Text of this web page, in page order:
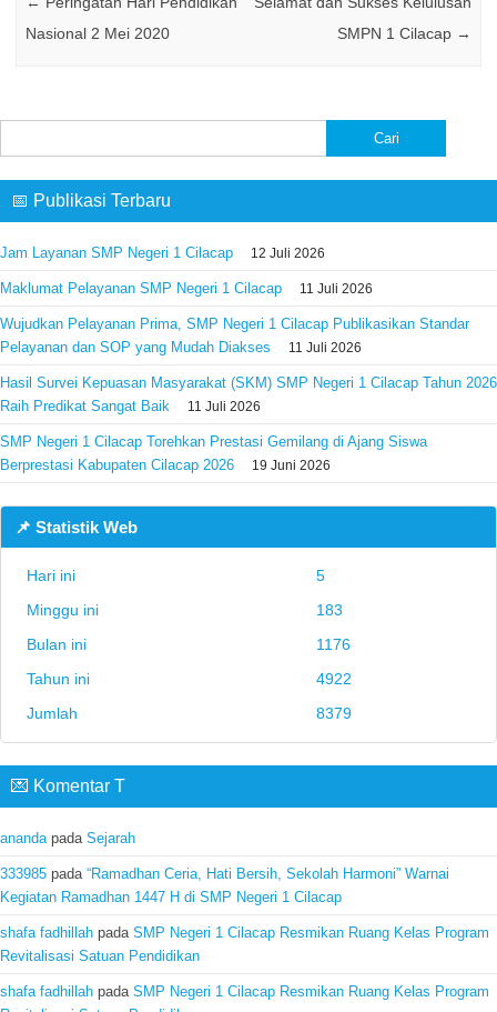
Nasional 2 Mei 2020
SMPN 1 Cilacap →
untuk:
📅 Publikasi Terbaru
Jam Layanan SMP Negeri 1 Cilacap 12 Juli 2026
Maklumat Pelayanan SMP Negeri 1 Cilacap 11 Juli 2026
Wujudkan Pelayanan Prima, SMP Negeri 1 Cilacap Publikasikan Standar
Pelayanan dan SOP yang Mudah Diakses
11 Juli 2026
Hasil Survei Kepuasan Masyarakat (SKM) SMP Negeri 1 Cilacap Tahun 2026
Raih Predikat Sangat Baik
11 Juli 2026
SMP Negeri 1 Cilacap Torehkan Prestasi Gemilang di Ajang Siswa
Berprestasi Kabupaten Cilacap 2026
19 Juni 2026
📌 Statistik Web
Hari ini
5
Minggu ini
183
Bulan ini
1176
Tahun ini
4922
Jumlah
8379
💌 Komentar T
ananda pada Sejarah
333985 pada “Ramadhan Ceria, Hati Bersih, Sekolah Harmoni” Warnai
Kegiatan Ramadhan 1447 H di SMP Negeri 1 Cilacap
shafa fadhillah pada SMP Negeri 1 Cilacap Resmikan Ruang Kelas Program
Revitalisasi Satuan Pendidikan
shafa fadhillah pada SMP Negeri 1 Cilacap Resmikan Ruang Kelas Program